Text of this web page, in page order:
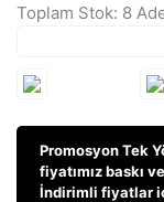
Toplam Stok: 8
Promosyon Tek
fiyatımız baskı
İndirimli fiyatlar